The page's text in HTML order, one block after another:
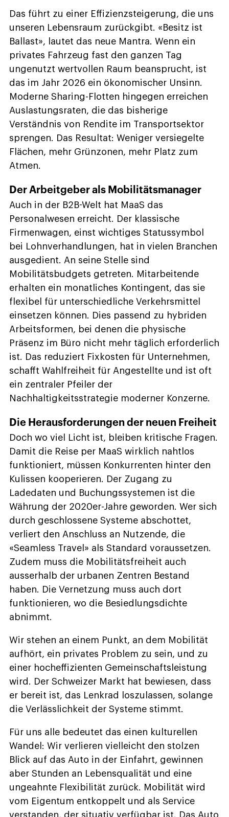
Das führt zu einer Effizienzsteigerung, die uns
unseren Lebensraum zurückgibt. «Besitz ist
Ballast», lautet das neue Mantra. Wenn ein
privates Fahrzeug fast den ganzen Tag
ungenutzt wertvollen Raum beansprucht, ist
das im Jahr 2026 ein ökonomischer Unsinn.
Moderne Sharing-Flotten hingegen erreichen
Auslastungsraten, die das bisherige
Verständnis von Rendite im Transportsektor
sprengen. Das Resultat: Weniger versiegelte
Flächen, mehr Grünzonen, mehr Platz zum
Atmen.
Der Arbeitgeber als Mobilitätsmanager
Auch in der B2B-Welt hat MaaS das
Personalwesen erreicht. Der klassische
Firmenwagen, einst wichtiges Statussymbol
bei Lohnverhandlungen, hat in vielen Branchen
ausgedient. An seine Stelle sind
Mobilitätsbudgets getreten. Mitarbeitende
erhalten ein monatliches Kontingent, das sie
flexibel für unterschiedliche Verkehrsmittel
einsetzen können. Dies passend zu hybriden
Arbeitsformen, bei denen die physische
Präsenz im Büro nicht mehr täglich erforderlich
ist. Das reduziert Fixkosten für Unternehmen,
schafft Wahlfreiheit für Angestellte und ist oft
ein zentraler Pfeiler der
Nachhaltigkeitsstrategie moderner Konzerne.
Die Herausforderungen der neuen Freiheit
Doch wo viel Licht ist, bleiben kritische Fragen.
Damit die Reise per MaaS wirklich nahtlos
funktioniert, müssen Konkurrenten hinter den
Kulissen kooperieren. Der Zugang zu
Ladedaten und Buchungssystemen ist die
Währung der 2020er-Jahre geworden. Wer sich
durch geschlossene Systeme abschottet,
verliert den Anschluss an Nutzende, die
«Seamless Travel» als Standard voraussetzen.
Zudem muss die Mobilitätsfreiheit auch
ausserhalb der urbanen Zentren Bestand
haben. Die Vernetzung muss auch dort
funktionieren, wo die Besiedlungsdichte
abnimmt.
Wir stehen an einem Punkt, an dem Mobilität
aufhört, ein privates Problem zu sein, und zu
einer hocheffizienten Gemeinschaftsleistung
wird. Der Schweizer Markt hat bewiesen, dass
er bereit ist, das Lenkrad loszulassen, solange
die Verlässlichkeit der Systeme stimmt.
Für uns alle bedeutet das einen kulturellen
Wandel: Wir verlieren vielleicht den stolzen
Blick auf das Auto in der Einfahrt, gewinnen
aber Stunden an Lebensqualität und eine
ungeahnte Flexibilität zurück. Mobilität wird
vom Eigentum entkoppelt und als Service
verstanden, der situativ verfügbar ist. Das Auto